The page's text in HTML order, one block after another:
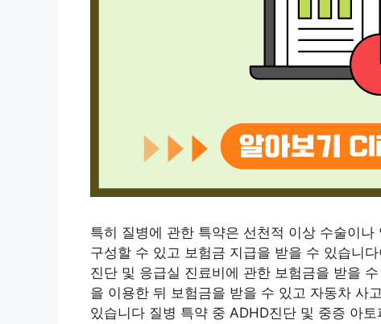
특히 질병에 관한 특약은 선천적 이상 수술이
구성할 수 있고 보험금 지급을 받을 수 있습니
진단 및 응급실 진료비에 관한 보험금을 받을
을 이용한 뒤 보험금을 받을 수 있고 자동차 사
있습니다 질병 특약 중 ADHD진단 및 중증 아